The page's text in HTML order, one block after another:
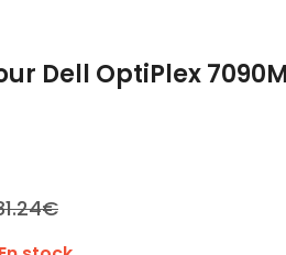
Dell OptiPlex